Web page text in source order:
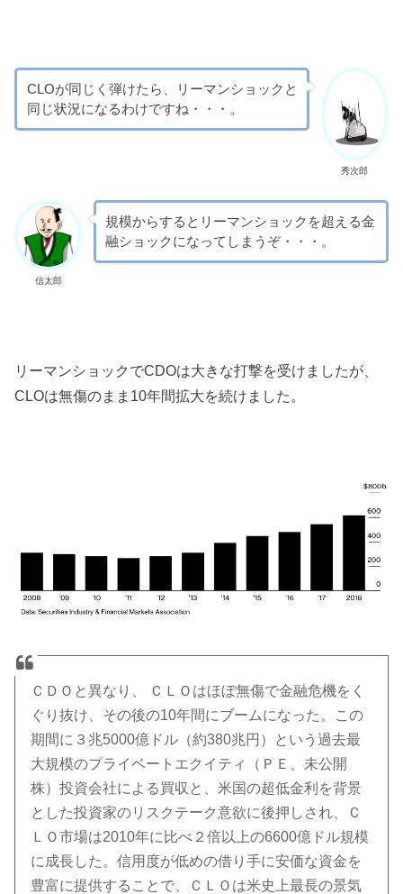
秀次郎
CLOが同じく弾けたら、リーマンショックと
同じ状況になるわけですね・・・。
信太郎
規模からするとリーマンショックを超える金
融ショックになってしまうぞ・・・。
リーマンショックでCDOは大きな打撃を受けましたが、
CLOは無傷のまま10年間拡大を続けました。
ＣＤＯと異なり、 ＣＬＯはほぼ無傷で金融危機をく
ぐり抜け、その後の10年間にブームになった。この
期間に３兆5000億ドル（約380兆円）という過去最
大規模のプライベートエクイティ（ＰＥ、未公開
株）投資会社による買収と、米国の超低金利を背景
とした投資家のリスクテーク意欲に後押しされ、Ｃ
ＬＯ市場は2010年に比べ２倍以上の6600億ドル規模
に成長した。信用度が低めの借り手に安価な資金を
豊富に提供することで、ＣＬＯは米史上最長の景気